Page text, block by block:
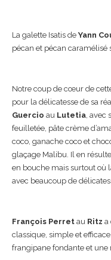
La galette Isatis de Yann
pécan et pécan caramélisé
Notre coup de cœur de
pour la délicatesse de sa
Guercio au Lutetia, avec
feuilletée, pâte crème
coco, ganache coco et
glaçage Malibu. Il en
en bouche mais surtout où
avec beaucoup de
François Perret au Ritz a
classique, simple et
frangipane fondante et